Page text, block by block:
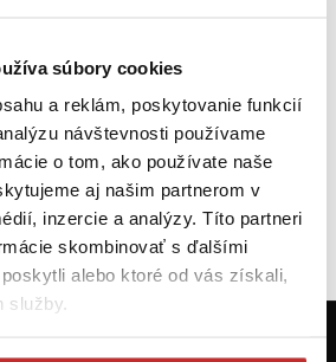
súbory cookies
a reklám, poskytovanie funkcií
návštevnosti používame
o tom, ako používate naše
aj našim partnerom v
inzercie a analýzy. Títo partneri
skombinovať s ďalšími
alebo ktoré od vás získali,
služby.
A4